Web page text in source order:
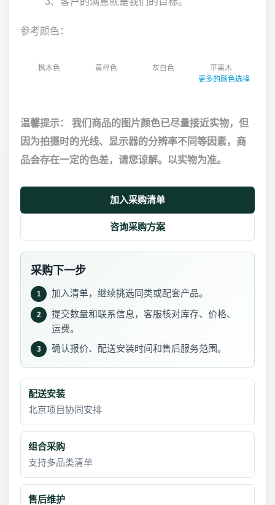
参考颜色：
枫木色 黄榉色 灰白色
苹果木
更多的颜色选择
温馨提示： 我们商品的图片颜色已尽量接近实物，但
因为拍摄时的光线、显示器的分辨率不同等因素，商
品会存在一定的色差，请您谅解。以实物为准。
加入采购清单
咨询采购方案
采购下一步
1 加入清单，继续挑选同类或配套产品。
2
提交数量和联系信息，客服核对库存、价格、
运费。
3 确认报价、配送安装时间和售后服务范围。
配送安装
北京项目协同安排
组合采购
支持多品类清单
售后维护